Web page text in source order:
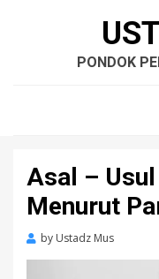
PONDOK
Asal –
Menurut
by Ustadz Mus